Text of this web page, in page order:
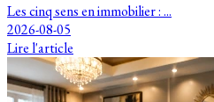
Les cinq sens en immobilier : ...
2026-08-05
Lire l'article